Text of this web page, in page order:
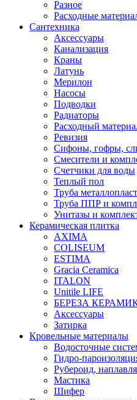
Разное
Расходные
Сантехника
Аксессуары
Канализация
Краны
Латунь
Мерилон
Насосы
Подводки
Радиаторы
Расходный
Ревизия
Сифоны, гофры,
Смесители и
Счетчики для воды
Теплый пол
Труба
Труба ППР и
Унитазы и
Керамическая плитка
AXIMA
COLISEUM
ESTIMA
Gracia Ceramica
ITALON
Unitile LIFE
БЕРЕЗА
Аксессуары
Затирка
Кровельные материалы
Водосточные
Гидро-
Рубероид,
Мастика
Шифер